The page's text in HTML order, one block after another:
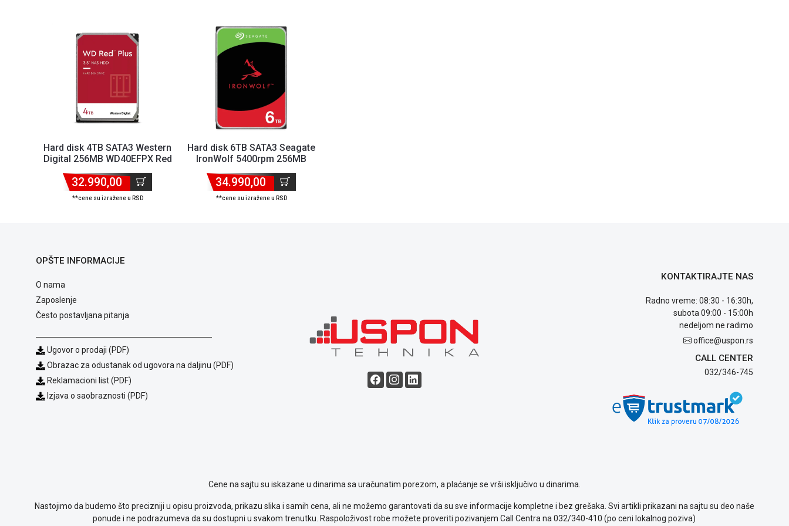
Hard disk 4TB SATA3 Western
Digital 256MB WD40EFPX Red
32.990,00
**cene su izražene u RSD
Hard disk 6TB SATA3 Seagate
IronWolf 5400rpm 256MB
34.990,00
**cene su izražene u RSD
OPŠTE INFORMACIJE
O nama
Zaposlenje
Često postavljana pitanja
Ugovor o prodaji (PDF)
Obrazac za odustanak od ugovora na daljinu (PDF)
Reklamacioni list (PDF)
Izjava o saobraznosti (PDF)
KONTAKTIRAJTE NAS
Radno vreme: 08:30 - 16:30h,
subota 09:00 - 15:00h
nedeljom ne radimo
office@uspon.rs
CALL CENTER
032/346-745
Cene na sajtu su iskazane u dinarima sa uračunatim porezom, a plaćanje se vrši isključivo u dinarima.
Nastojimo da budemo što precizniji u opisu proizvoda, prikazu slika i samih cena, ali ne možemo garantovati da su sve informacije kompletne i bez grešaka. Svi artikli prikazani na sajtu su deo naše
ponude i ne podrazumeva da su dostupni u svakom trenutku. Raspoloživost robe možete proveriti pozivanjem Call Centra na 032/340-410 (po ceni lokalnog poziva)